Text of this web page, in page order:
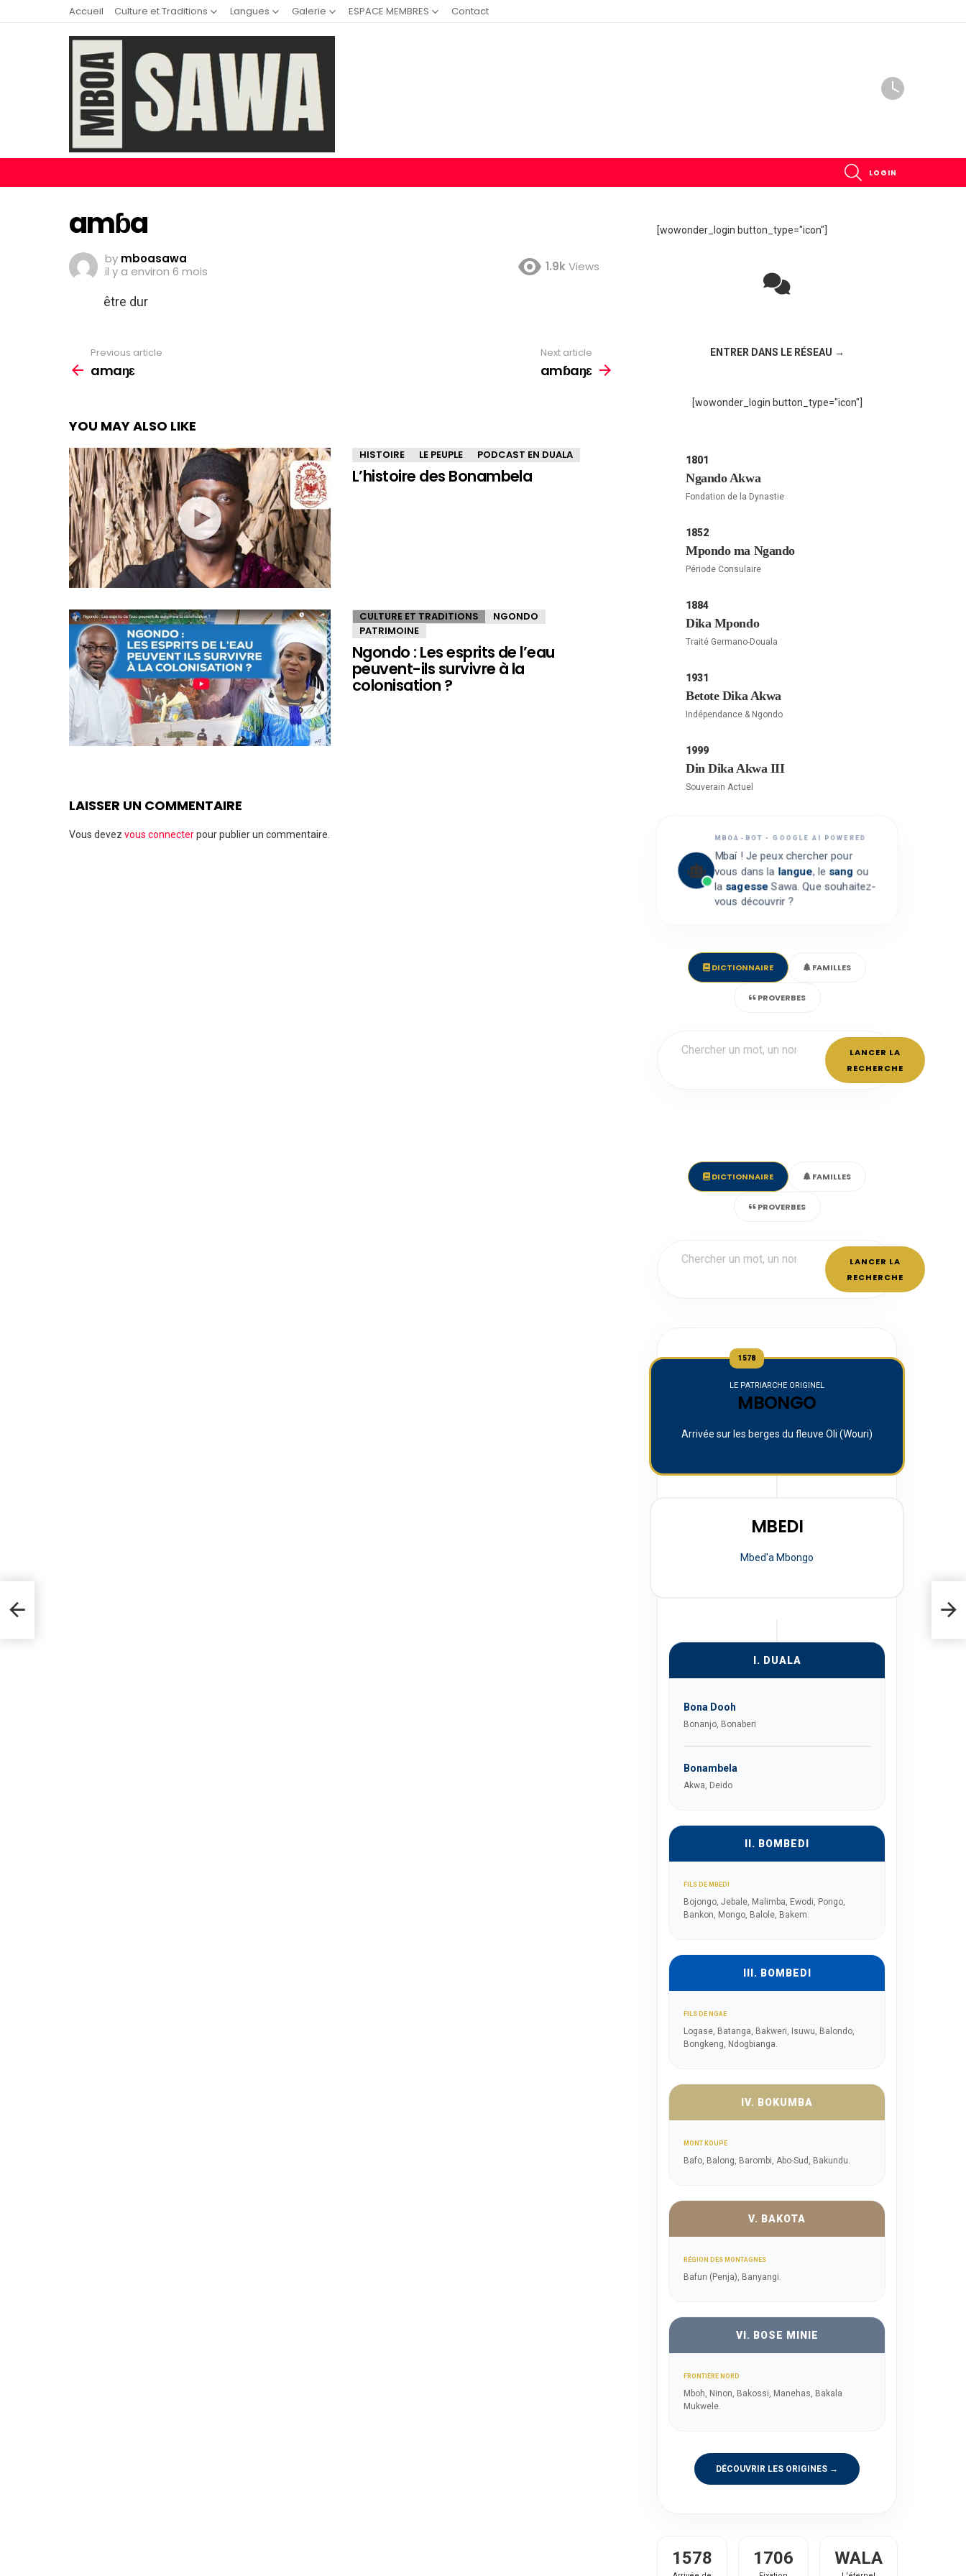
Accueil Culture et Traditions Langues Galerie ESPACE MEMBRES Contact
LOGIN
amɓa
by mboasawa
il y a environ 6 mois
1.9kViews
être dur
more
Previous article
amaŋɛ
Next article
amɓaŋɛ
YOU MAY ALSO LIKE
HISTOIRE LE PEUPLE PODCAST EN DUALA
L’histoire des Bonambela
CULTURE ET TRADITIONS
NGONDO
PATRIMOINE
Ngondo : Les esprits de l’eau
peuvent-ils survivre à la
colonisation ?
LAISSER UN COMMENTAIRE
Vous devez vous connecterpour publier un commentaire.
[wowonder_login button_type="icon"]
ENTRER DANS LE RÉSEAU →
[wowonder_login button_type="icon"]
1801
Ngando Akwa
Fondation de la Dynastie
1852
Mpondo ma Ngando
Période Consulaire
1884
Dika Mpondo
Traité Germano-Douala
1931
Betote Dika Akwa
Indépendance & Ngondo
1999
Din Dika Akwa III
Souverain Actuel
MBOA-BOT • GOOGLE AI POWERED
Mbaí ! Je peux chercher pour
vous dans la langue, le sangou
la sagesseSawa. Que souhaitez-
vous découvrir ?
DICTIONNAIRE FAMILLES
PROVERBES
LANCER LA
RECHERCHE
DICTIONNAIRE FAMILLES
PROVERBES
LANCER LA
RECHERCHE
1578
LE PATRIARCHE ORIGINEL
MBONGO
Arrivée sur les berges du fleuve Oli (Wouri)
MBEDI
Mbed'a Mbongo
I. DUALA
Bona Dooh
Bonanjo, Bonaberi
Bonambela
Akwa, Deido
II. BOMBEDI
FILS DE MBEDI
Bojongo, Jebale, Malimba, Ewodi, Pongo,
Bankon, Mongo, Balole, Bakem.
III. BOMBEDI
FILS DE NGAE
Logase, Batanga, Bakweri, Isuwu, Balondo,
Bongkeng, Ndogbianga.
IV. BOKUMBA
MONT KOUPÉ
Bafo, Balong, Barombi, Abo-Sud, Bakundu.
V. BAKOTA
RÉGION DES MONTAGNES
Bafun (Penja), Banyangi.
VI. BOSE MINIE
FRONTIÈRE NORD
Mboh, Ninon, Bakossi, Manehas, Bakala
Mukwele.
DÉCOUVRIR LES ORIGINES →
1578 1706 WALA